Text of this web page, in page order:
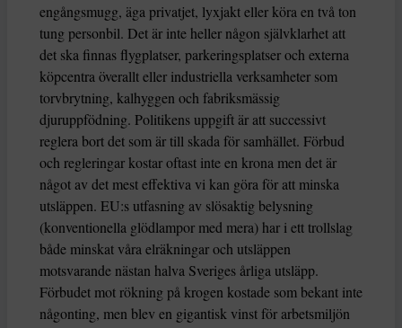
engångsmugg, äga privatjet, lyxjakt eller köra en två ton
tung personbil. Det är inte heller någon självklarhet att
det ska finnas flygplatser, parkeringsplatser och externa
köpcentra överallt eller industriella verksamheter som
torvbrytning, kalhyggen och fabriksmässig
djuruppfödning. Politikens uppgift är att successivt
reglera bort det som är till skada för samhället. Förbud
och regleringar kostar oftast inte en krona men det är
något av det mest effektiva vi kan göra för att minska
utsläppen. EU:s utfasning av slösaktig belysning
(konventionella glödlampor med mera) har i ett trollslag
både minskat våra elräkningar och utsläppen
motsvarande nästan halva Sveriges årliga utsläpp.
Förbudet mot rökning på krogen kostade som bekant inte
någonting, men blev en gigantisk vinst för arbetsmiljön